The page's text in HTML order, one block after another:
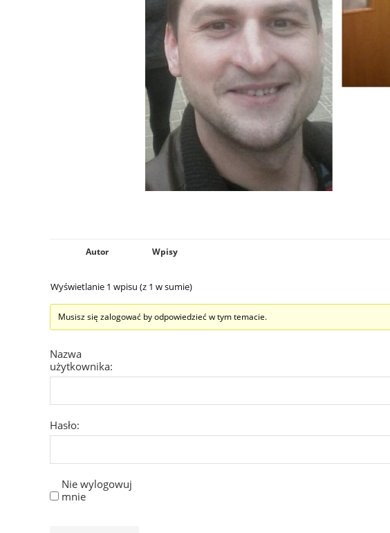
Autor Wpisy
Wyświetlanie 1 wpisu (z 1 w sumie)
Musisz się zalogować by odpowiedzieć w tym temacie.
Nazwa
użytkownika:
Hasło:
Nie wylogowuj
mnie